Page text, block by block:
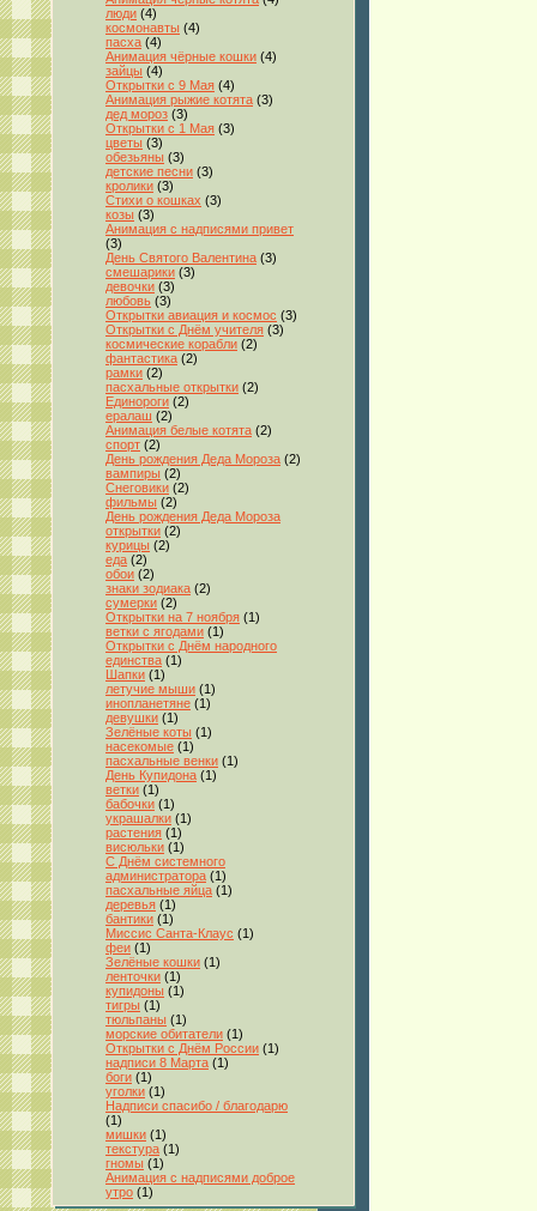
люди (4)
космонавты (4)
пасха (4)
Анимация чёрные кошки (4)
зайцы (4)
Открытки с 9 Мая (4)
Анимация рыжие котята (3)
дед мороз (3)
Открытки с 1 Мая (3)
цветы (3)
обезьяны (3)
детские песни (3)
кролики (3)
Стихи о кошках (3)
козы (3)
Анимация с надписями привет
(3)
День Святого Валентина (3)
смешарики (3)
девочки (3)
любовь (3)
Открытки авиация и космос (3)
Открытки с Днём учителя (3)
космические корабли (2)
фантастика (2)
рамки (2)
пасхальные открытки (2)
Единороги (2)
ералаш (2)
Анимация белые котята (2)
спорт (2)
День рождения Деда Мороза (2)
вампиры (2)
Снеговики (2)
фильмы (2)
День рождения Деда Мороза
открытки (2)
курицы (2)
еда (2)
обои (2)
знаки зодиака (2)
сумерки (2)
Открытки на 7 ноября (1)
ветки с ягодами (1)
Открытки с Днём народного
единства (1)
Шапки (1)
летучие мыши (1)
инопланетяне (1)
девушки (1)
Зелёные коты (1)
насекомые (1)
пасхальные венки (1)
День Купидона (1)
ветки (1)
бабочки (1)
украшалки (1)
растения (1)
висюльки (1)
С Днём системного
администратора (1)
пасхальные яйца (1)
деревья (1)
бантики (1)
Миссис Санта-Клаус (1)
феи (1)
Зелёные кошки (1)
ленточки (1)
купидоны (1)
тигры (1)
тюльпаны (1)
морские обитатели (1)
Открытки с Днём России (1)
надписи 8 Марта (1)
боги (1)
уголки (1)
Надписи спасибо / благодарю
(1)
мишки (1)
текстура (1)
гномы (1)
Анимация с надписями доброе
утро (1)